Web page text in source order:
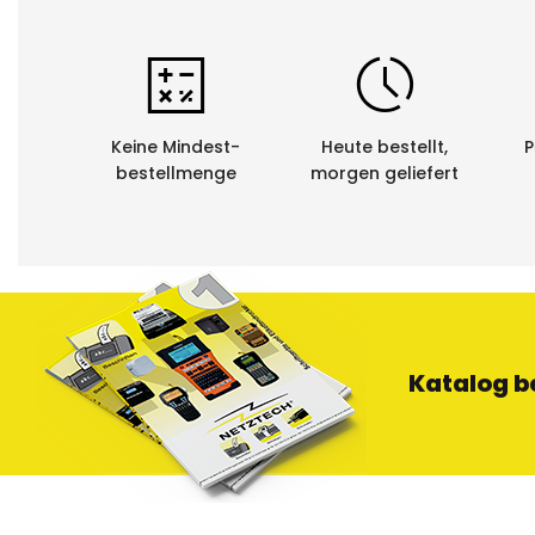
Keine Mindest-
bestellmenge
Heute bestellt,
morgen geliefert
Katalog